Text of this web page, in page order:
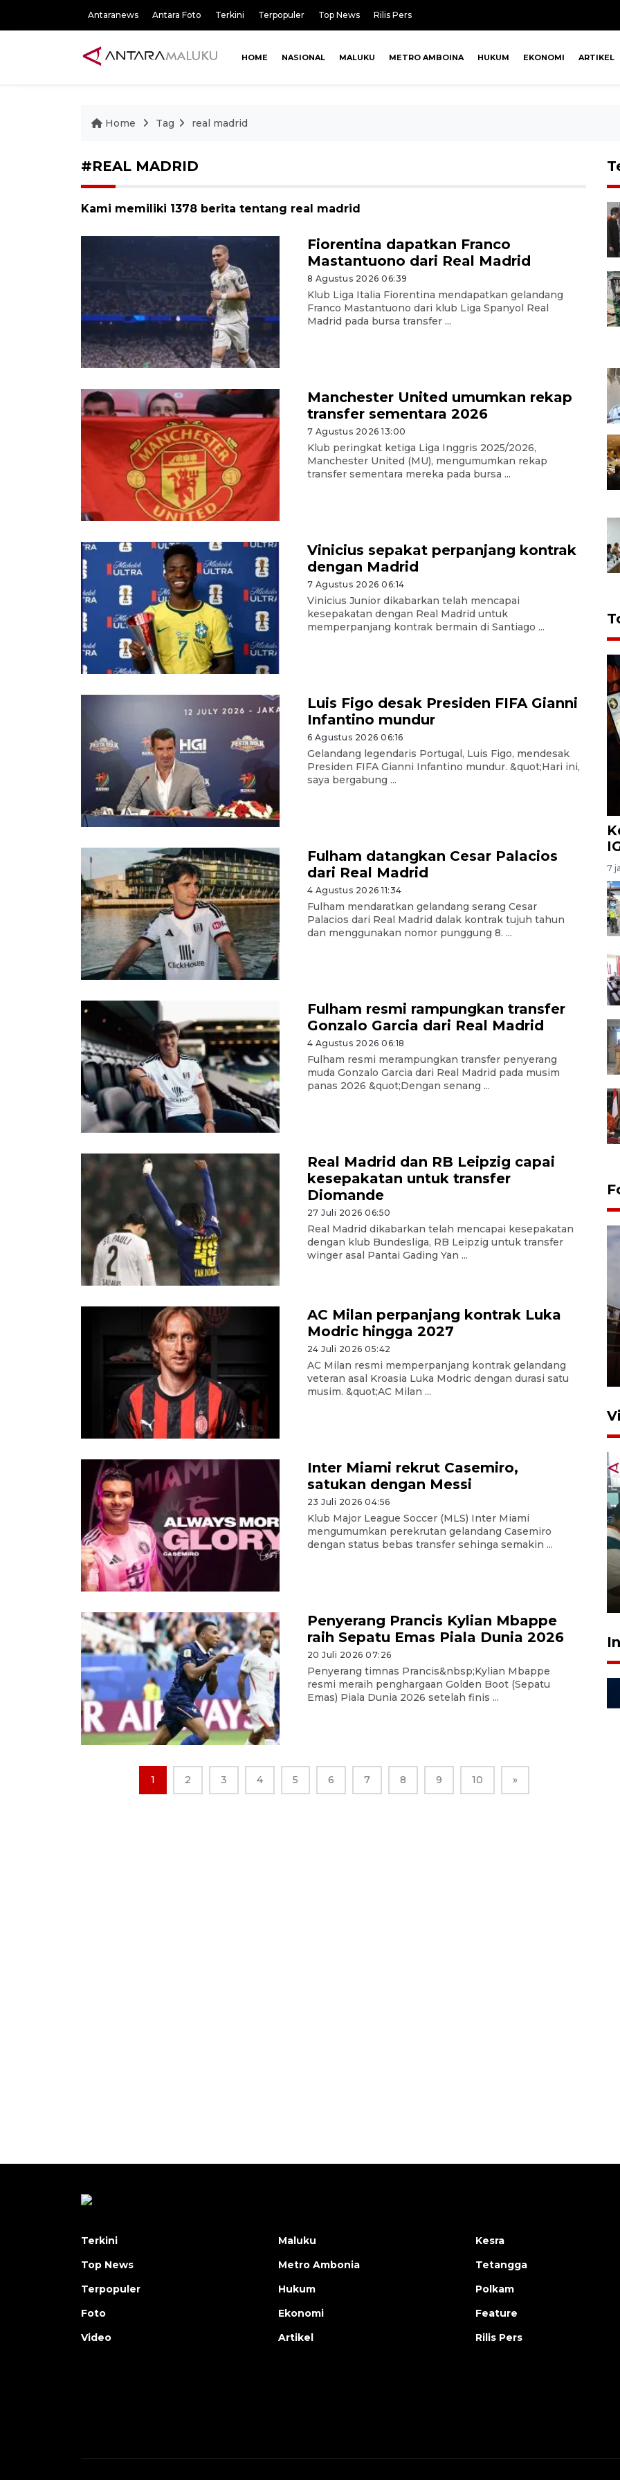
Antaranews Antara Foto Terkini Terpopuler Top News Rilis Pers
HOME NASIONAL MALUKU METRO AMBOINA HUKUM EKONOMI ARTIKEL
Home Tag real madrid
#REAL MADRID
Kami memiliki 1378 berita tentang real madrid
Fiorentina dapatkan Franco
Mastantuono dari Real Madrid
8 Agustus 2026 06:39
Klub Liga Italia Fiorentina mendapatkan gelandang
Franco Mastantuono dari klub Liga Spanyol Real
Madrid pada bursa transfer ...
Manchester United umumkan rekap
transfer sementara 2026
7 Agustus 2026 13:00
Klub peringkat ketiga Liga Inggris 2025/2026,
Manchester United (MU), mengumumkan rekap
transfer sementara mereka pada bursa ...
Vinicius sepakat perpanjang kontrak
dengan Madrid
7 Agustus 2026 06:14
Vinicius Junior dikabarkan telah mencapai
kesepakatan dengan Real Madrid untuk
memperpanjang kontrak bermain di Santiago ...
Luis Figo desak Presiden FIFA Gianni
Infantino mundur
6 Agustus 2026 06:16
Gelandang legendaris Portugal, Luis Figo, mendesak
Presiden FIFA Gianni Infantino mundur. &quot;Hari ini,
saya bergabung ...
Fulham datangkan Cesar Palacios
dari Real Madrid
4 Agustus 2026 11:34
Fulham mendaratkan gelandang serang Cesar
Palacios dari Real Madrid dalak kontrak tujuh tahun
dan menggunakan nomor punggung 8. ...
Fulham resmi rampungkan transfer
Gonzalo Garcia dari Real Madrid
4 Agustus 2026 06:18
Fulham resmi merampungkan transfer penyerang
muda Gonzalo Garcia dari Real Madrid pada musim
panas 2026 &quot;Dengan senang ...
Real Madrid dan RB Leipzig capai
kesepakatan untuk transfer
Diomande
27 Juli 2026 06:50
Real Madrid dikabarkan telah mencapai kesepakatan
dengan klub Bundesliga, RB Leipzig untuk transfer
winger asal Pantai Gading Yan ...
AC Milan perpanjang kontrak Luka
Modric hingga 2027
24 Juli 2026 05:42
AC Milan resmi memperpanjang kontrak gelandang
veteran asal Kroasia Luka Modric dengan durasi satu
musim. &quot;AC Milan ...
Inter Miami rekrut Casemiro,
satukan dengan Messi
23 Juli 2026 04:56
Klub Major League Soccer (MLS) Inter Miami
mengumumkan perekrutan gelandang Casemiro
dengan status bebas transfer sehinga semakin ...
Penyerang Prancis Kylian Mbappe
raih Sepatu Emas Piala Dunia 2026
20 Juli 2026 07:26
Penyerang timnas Prancis&nbsp;Kylian Mbappe
resmi meraih penghargaan Golden Boot (Sepatu
Emas) Piala Dunia 2026 setelah finis ...
1 2 3 4 5 6 7 8 9 10 »
7
Unjuk rasa protes penataan
Pasar Higienis
5 Mei 2026 05:32
Ambon ajak semua pihak buka
Terkini
Top News
Terpopuler
Foto
Video
Maluku
Metro Ambonia
Hukum
Ekonomi
Artikel
Kesra
Tetangga
Polkam
Feature
Rilis Pers